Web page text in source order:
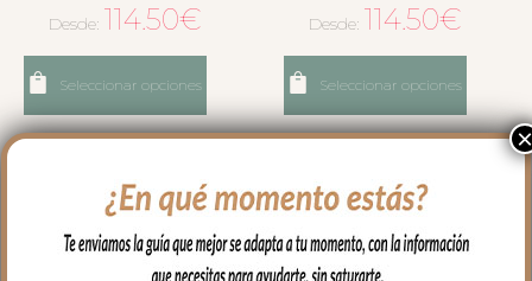
Desde: 114.50€
Seleccionar opciones
Desde: 114.50€
Seleccionar opciones
×